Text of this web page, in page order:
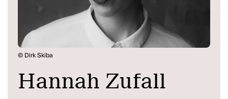
© Dirk Skiba
Hannah Zufall